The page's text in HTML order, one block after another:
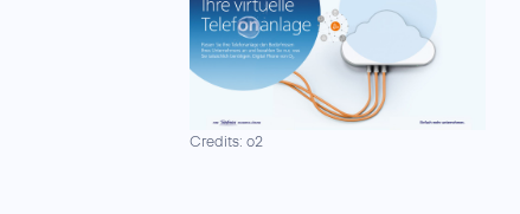
Credits: o2